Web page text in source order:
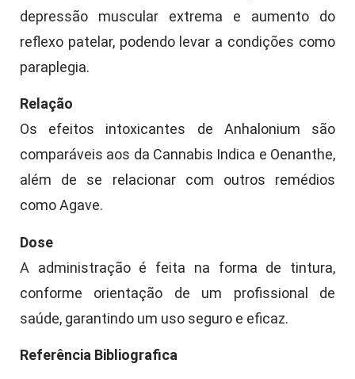
depressão muscular extrema e aumento do
reflexo patelar, podendo levar a condições como
paraplegia.
Relação
Os efeitos intoxicantes de Anhalonium são
comparáveis aos da Cannabis Indica e Oenanthe,
além de se relacionar com outros remédios
como Agave.
Dose
A administração é feita na forma de tintura,
conforme orientação de um profissional de
saúde, garantindo um uso seguro e eficaz.
Referência Bibliografica